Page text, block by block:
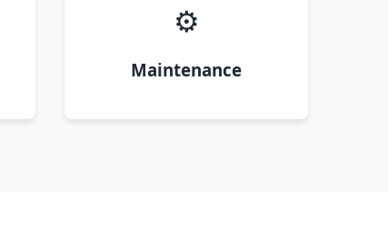
⚙️
Maintenance